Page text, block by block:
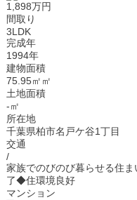
1,898万円
間取り
3LDK
完成年
1994年
建物面積
75.95㎡㎡
土地面積
-㎡
所在地
千葉県柏市名戸ケ谷1丁目
交通
/
家族でのびのび暮らせる住
了◆住環境良好
マンション